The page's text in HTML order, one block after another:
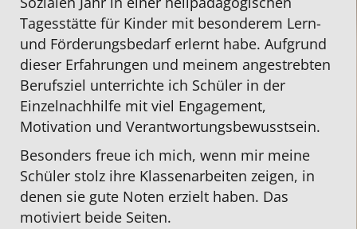
Tagesstätte für Kinder mit besonderem Lern-
und Förderungsbedarf erlernt habe. Aufgrund
dieser Erfahrungen und meinem angestrebten
Berufsziel unterrichte ich Schüler in der
Einzelnachhilfe mit viel Engagement,
Motivation und Verantwortungsbewusstsein.
Besonders freue ich mich, wenn mir meine
Schüler stolz ihre Klassenarbeiten zeigen, in
denen sie gute Noten erzielt haben. Das
motiviert beide Seiten.